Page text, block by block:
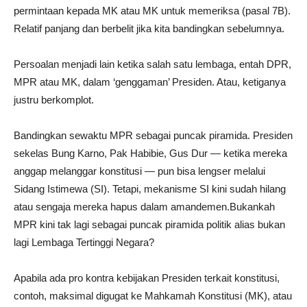
permintaan kepada MK atau MK untuk memeriksa (pasal 7B).
Relatif panjang dan berbelit jika kita bandingkan sebelumnya.
Persoalan menjadi lain ketika salah satu lembaga, entah DPR,
MPR atau MK, dalam ‘genggaman’ Presiden. Atau, ketiganya
justru berkomplot.
Bandingkan sewaktu MPR sebagai puncak piramida. Presiden
sekelas Bung Karno, Pak Habibie, Gus Dur — ketika mereka
anggap melanggar konstitusi — pun bisa lengser melalui
Sidang Istimewa (SI). Tetapi, mekanisme SI kini sudah hilang
atau sengaja mereka hapus dalam amandemen.Bukankah
MPR kini tak lagi sebagai puncak piramida politik alias bukan
lagi Lembaga Tertinggi Negara?
Apabila ada pro kontra kebijakan Presiden terkait konstitusi,
contoh, maksimal digugat ke Mahkamah Konstitusi (MK), atau